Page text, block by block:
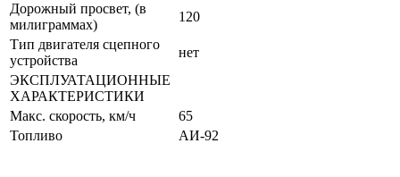
Дорожный просвет, (в
милиграммах)
120
Тип двигателя сцепного
устройства
нет
ЭКСПЛУАТАЦИОННЫЕ
ХАРАКТЕРИСТИКИ
Макс. скорость, км/ч
65
Топливо
АИ-92